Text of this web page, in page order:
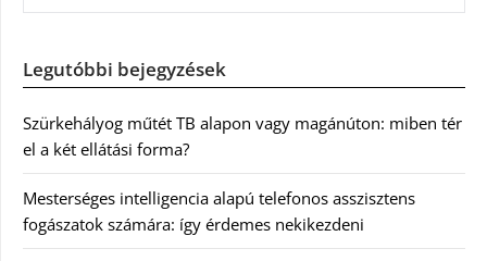
Legutóbbi bejegyzések
Szürkehályog műtét TB alapon vagy magánúton: miben tér
el a két ellátási forma?
Mesterséges intelligencia alapú telefonos asszisztens
fogászatok számára: így érdemes nekikezdeni